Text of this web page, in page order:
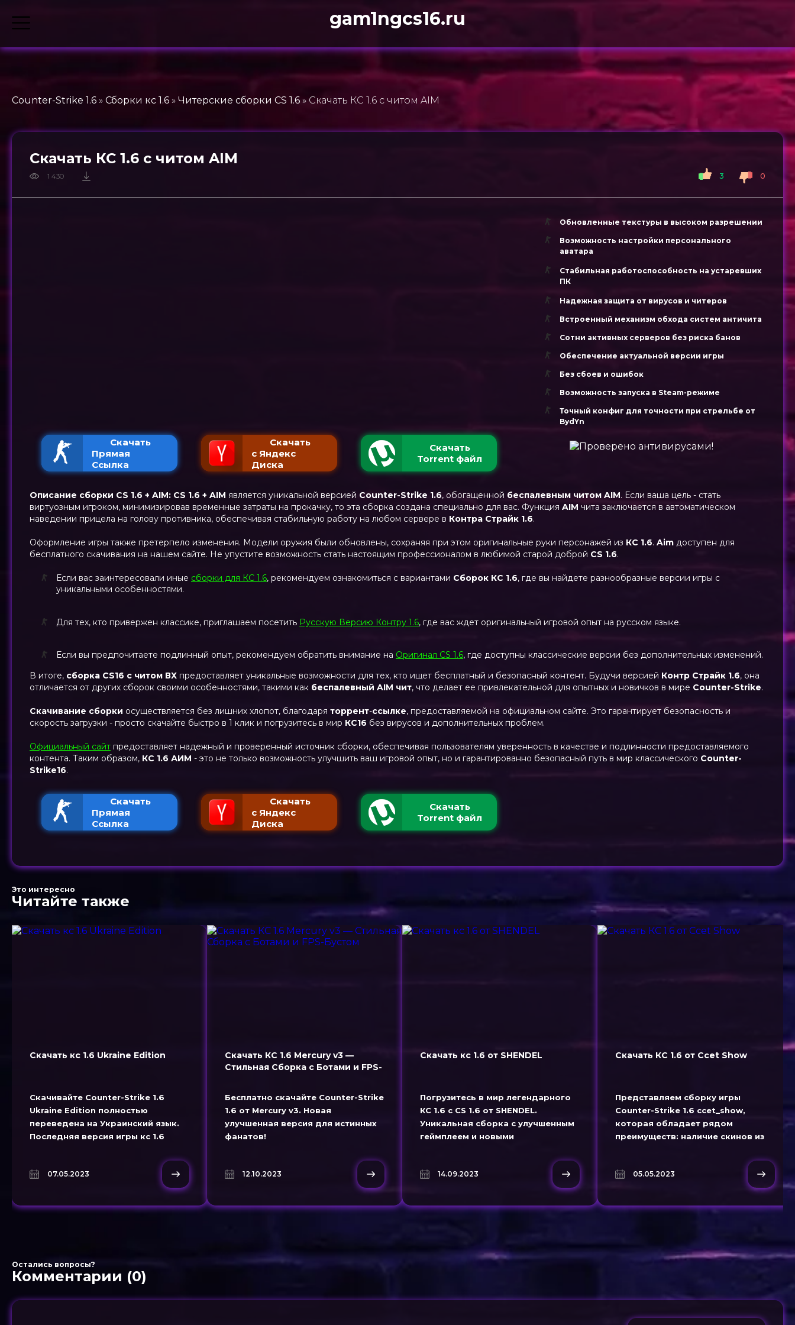
gam1ngcs16.ru
Counter-Strike 1.6 » Сборки кс 1.6 » Читерские сборки CS 1.6 » Скачать КС 1.6 с читом AIM
Скачать КС 1.6 с читом AIM
1 430 3 0
Обновленные текстуры в высоком разрешении
Возможность настройки персонального
аватара
Стабильная работоспособность на устаревших
ПК
Надежная защита от вирусов и читеров
Встроенный механизм обхода систем античита
Сотни активных серверов без риска банов
Обеспечение актуальной версии игры
Без сбоев и ошибок
Возможность запуска в Steam-режиме
Точный конфиг для точности при стрельбе от
BydYn
Скачать
Прямая
Ссылка
Скачать
с Яндекс
Диска
Скачать
Torrent файл
Описание сборки CS 1.6 + AIM: CS 1.6 + AIM является уникальной версией Counter-Strike 1.6, обогащенной беспалевным читом AIM. Если ваша цель - стать
виртуозным игроком, минимизировав временные затраты на прокачку, то эта сборка создана специально для вас. Функция AIM чита заключается в автоматическом
наведении прицела на голову противника, обеспечивая стабильную работу на любом сервере в Контра Страйк 1.6.
Оформление игры также претерпело изменения. Модели оружия были обновлены, сохраняя при этом оригинальные руки персонажей из КС 1.6. Aim доступен для
бесплатного скачивания на нашем сайте. Не упустите возможность стать настоящим профессионалом в любимой старой доброй CS 1.6.
Если вас заинтересовали иные сборки для КС 1.6, рекомендуем ознакомиться с вариантами Сборок КС 1.6, где вы найдете разнообразные версии игры с
уникальными особенностями.
Для тех, кто привержен классике, приглашаем посетить Русскую Версию Контру 1.6, где вас ждет оригинальный игровой опыт на русском языке.
Если вы предпочитаете подлинный опыт, рекомендуем обратить внимание на Оригинал CS 1.6, где доступны классические версии без дополнительных изменений.
В итоге, сборка CS16 с читом ВХ предоставляет уникальные возможности для тех, кто ищет бесплатный и безопасный контент. Будучи версией Контр Страйк 1.6, она
отличается от других сборок своими особенностями, такими как беспалевный AIM чит, что делает ее привлекательной для опытных и новичков в мире Counter-Strike.
Скачивание сборки осуществляется без лишних хлопот, благодаря торрент-ссылке, предоставляемой на официальном сайте. Это гарантирует безопасность и
скорость загрузки - просто скачайте быстро в 1 клик и погрузитесь в мир КС16 без вирусов и дополнительных проблем.
Официальный сайт предоставляет надежный и проверенный источник сборки, обеспечивая пользователям уверенность в качестве и подлинности предоставляемого
контента. Таким образом, КС 1.6 АИМ - это не только возможность улучшить ваш игровой опыт, но и гарантированно безопасный путь в мир классического Counter-
Strike16.
Скачать
Прямая
Ссылка
Скачать
с Яндекс
Диска
Скачать
Torrent файл
Это интересно
Читайте также
Скачать кс 1.6 Ukraine Edition
Скачивайте Counter-Strike 1.6
Ukraine Edition полностью
переведена на Украинский язык.
Последняя версия игры кс 1.6
07.05.2023
Скачать КС 1.6 Mercury v3 —
Стильная Сборка с Ботами и FPS-
Бесплатно скачайте Counter-Strike
1.6 от Mercury v3. Новая
улучшенная версия для истинных
фанатов!
12.10.2023
Скачать кс 1.6 от SHENDEL
Погрузитесь в мир легендарного
КС 1.6 с CS 1.6 от SHENDEL.
Уникальная сборка с улучшенным
геймплеем и новыми
14.09.2023
Скачать КС 1.6 от Ccet Show
Представляем сборку игры
Counter-Strike 1.6 ccet_show,
которая обладает рядом
преимуществ: наличие скинов из
серверы, совместимость с
05.05.2023
Остались вопросы?
Комментарии (0)